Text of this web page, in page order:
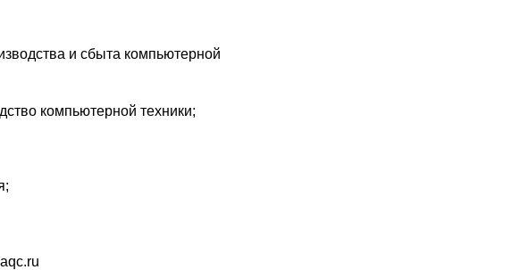
и сбыта компьютерной
компьютерной техники;